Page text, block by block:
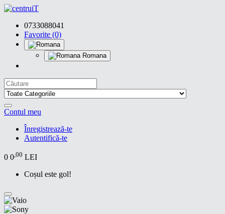
0733088041
Favorite (0)
Romana
Contul meu
Înregistrează-te
Autentifică-te
0 0,00 LEI
Coșul este gol!